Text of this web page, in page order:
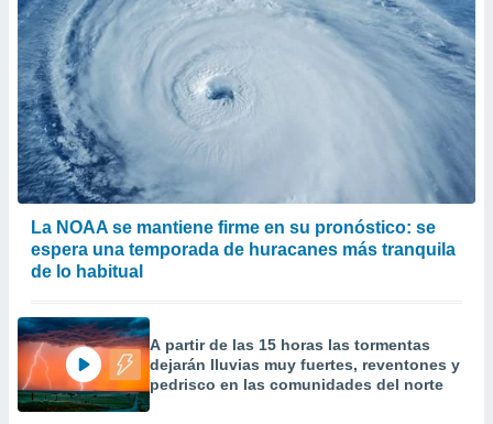
e
mediante
publicidad
publicidad
de
1199
La NOAA se mantiene firme en su pronóstico: se
espera una temporada de huracanes más tranquila
de lo habitual
A partir de las 15 horas las tormentas
dejarán lluvias muy fuertes, reventones y
pedrisco en las comunidades del norte